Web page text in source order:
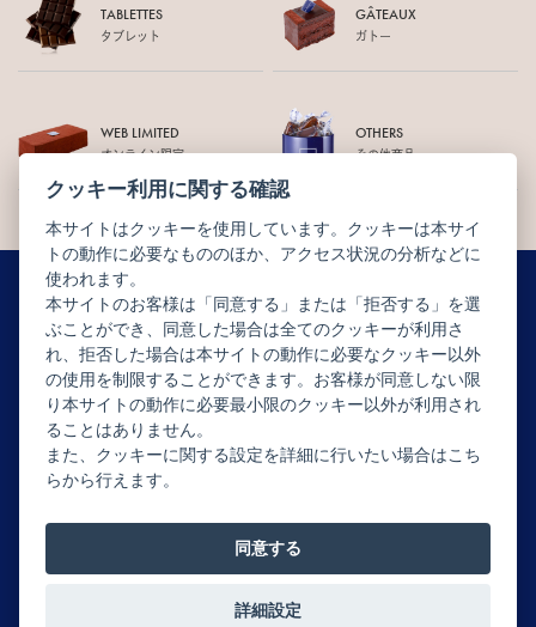
TABLETTES
タブレット
GÂTEAUX
ガトー
WEB LIMITED
オンライン限定
OTHERS
その他商品
ニュースレター配信登録はこちら
Copyright © JEAN-PAUL HÉVIN JAPON All rights reserved.
クッキー利用に関する確認
本サイトはクッキーを使用しています。クッキーは本サイ
トの動作に必要なもののほか、アクセス状況の分析などに
使われます。
本サイトのお客様は「同意する」または「拒否する」を選
ぶことができ、同意した場合は全てのクッキーが利用さ
れ、拒否した場合は本サイトの動作に必要なクッキー以外
の使用を制限することができます。お客様が同意しない限
り本サイトの動作に必要最小限のクッキー以外が利用され
ることはありません。
また、クッキーに関する設定を詳細に行いたい場合はこち
らから行えます。
同意する
詳細設定